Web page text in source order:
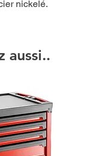
nickelé.
aussi..